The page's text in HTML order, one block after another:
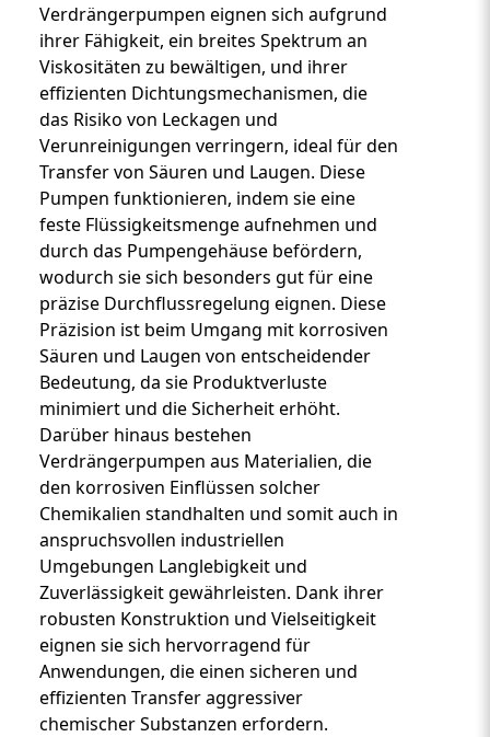
Custom Content One
Verdrängerpumpen eignen sich aufgrund
ihrer Fähigkeit, ein breites Spektrum an
Viskositäten zu bewältigen, und ihrer
effizienten Dichtungsmechanismen, die
das Risiko von Leckagen und
Verunreinigungen verringern, ideal für den
Transfer von Säuren und Laugen. Diese
Pumpen funktionieren, indem sie eine
feste Flüssigkeitsmenge aufnehmen und
durch das Pumpengehäuse befördern,
wodurch sie sich besonders gut für eine
präzise Durchflussregelung eignen. Diese
Präzision ist beim Umgang mit korrosiven
Säuren und Laugen von entscheidender
Bedeutung, da sie Produktverluste
minimiert und die Sicherheit erhöht.
Darüber hinaus bestehen
Verdrängerpumpen aus Materialien, die
den korrosiven Einflüssen solcher
Chemikalien standhalten und somit auch in
anspruchsvollen industriellen
Umgebungen Langlebigkeit und
Zuverlässigkeit gewährleisten. Dank ihrer
robusten Konstruktion und Vielseitigkeit
eignen sie sich hervorragend für
Anwendungen, die einen sicheren und
effizienten Transfer aggressiver
chemischer Substanzen erfordern.